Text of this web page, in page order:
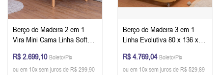
Berço de Madeira 2 em 1
Vira Mini Cama Linha Softy
cm (A x L x P) - Cor Branco
Com Carvalho + Colchão
R$ 2.699,10 Boleto/Pix
ou em 10x sem juros de R$ 299,90
Berço de Madeira 3 em 1
Linha Evolutiva 80 x 136 x 79
Malva + Colchão
R$ 4.769,04 Boleto/Pix
ou em 10x sem juros de R$ 529,89